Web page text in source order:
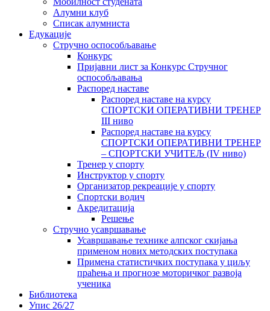
Алумни клуб
Списак алумниста
Едукације
Стручно оспособљавање
Конкурс
Пријавни лист за Конкурс Стручног
оспособљавања
Распоред наставе
Распоред наставе на курсу
СПОРТСКИ ОПЕРАТИВНИ ТРЕНЕР
III ниво
Распоред наставе на курсу
СПОРТСКИ ОПЕРАТИВНИ ТРЕНЕР
– СПОРТСКИ УЧИТЕЉ (IV ниво)
Тренер у спорту
Инструктор у спорту
Организатор рекреације у спорту
Спортски водич
Акредитација
Решење
Стручно усавршавање
Усавршавање технике алпског скијања
применом нових методских поступака
Примена статистичких поступака у циљу
праћења и прогнозе моторичког развоја
ученика
Библиотека
Упис 26/27